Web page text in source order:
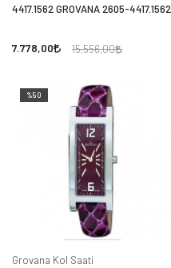
4417.1562 GROVANA 2605-4417.1562
7.778,00 15.556,00
%50
Grovana Kol Saati